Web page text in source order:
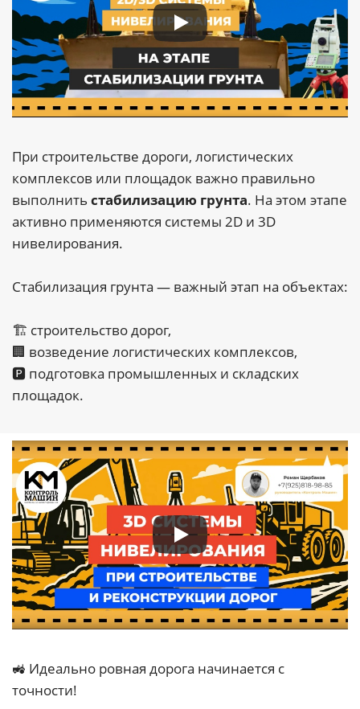
При строительстве дороги, логистических
комплексов или площадок важно правильно
выполнить стабилизацию грунта. На этом этапе
активно применяются системы 2D и 3D
нивелирования.
Стабилизация грунта — важный этап на объектах:
🏗 строительство дорог,
🏢 возведение логистических комплексов,
🅿️ подготовка промышленных и складских
площадок.
🚜 Идеально ровная дорога начинается с
точности!